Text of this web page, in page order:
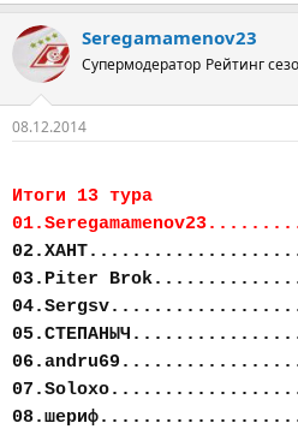
Seregamamenov23
Супермодератор Рейтинг
08.12.2014
Итоги 13 тура
03.Piter